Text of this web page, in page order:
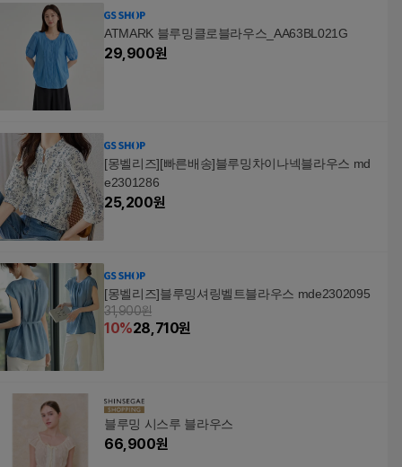
ATMARK 블루밍클로블라우스_AA63BL021G
29,900원
[몽벨리즈][빠른배송]블루밍차이나넥블라우스 md
e2301286
25,200원
[몽벨리즈]블루밍셔링벨트블라우스 mde2302095
31,900원
10%28,710원
블루밍 시스루 블라우스
66,900원